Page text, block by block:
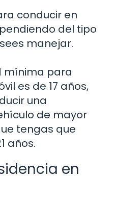
conducir en
del tipo
manejar.
mínima para
es de 17 años,
una
de mayor
tengas que
años.
en